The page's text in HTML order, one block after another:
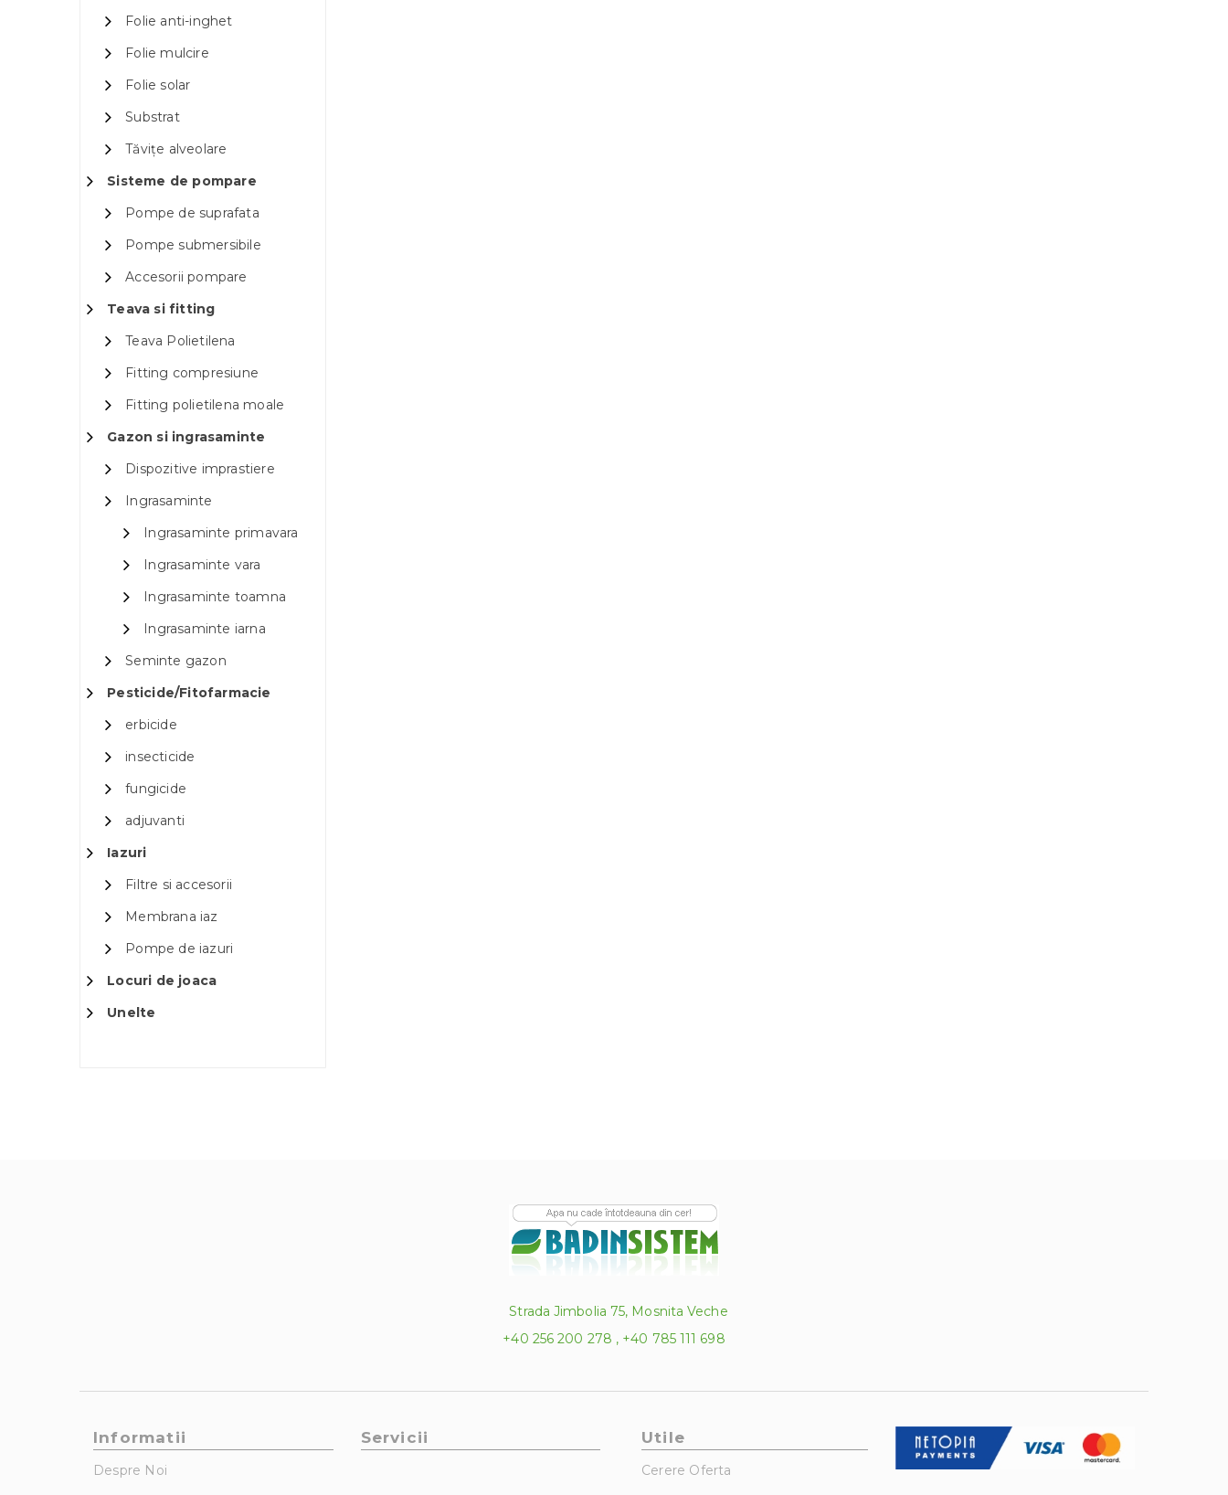
Folie anti-inghet
Folie mulcire
Folie solar
Substrat
Tăvițe alveolare
Sisteme de pompare
Pompe de suprafata
Pompe submersibile
Accesorii pompare
Teava si fitting
Teava Polietilena
Fitting compresiune
Fitting polietilena moale
Gazon si ingrasaminte
Dispozitive imprastiere
Ingrasaminte
Ingrasaminte primavara
Ingrasaminte vara
Ingrasaminte toamna
Ingrasaminte iarna
Seminte gazon
Pesticide/Fitofarmacie
erbicide
insecticide
fungicide
adjuvanti
Iazuri
Filtre si accesorii
Membrana iaz
Pompe de iazuri
Locuri de joaca
Unelte
Strada Jimbolia 75, Mosnita Veche
+40 256 200 278 , +40 785 111 698
Informatii
Despre Noi
Servicii Utile
Cerere Oferta